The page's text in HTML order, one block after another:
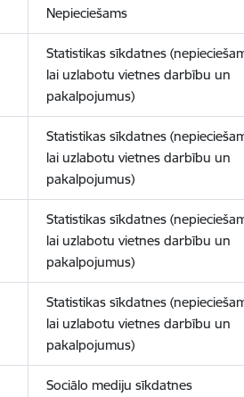
Nepieciešams
Statistikas sīkdatnes
lai uzlabotu vietnes darbību un
pakalpojumus)
Statistikas sīkdatnes
lai uzlabotu vietnes darbību un
pakalpojumus)
Statistikas sīkdatnes
lai uzlabotu vietnes darbību un
pakalpojumus)
Statistikas sīkdatnes
lai uzlabotu vietnes darbību un
pakalpojumus)
Sociālo mediju sīkdatnes